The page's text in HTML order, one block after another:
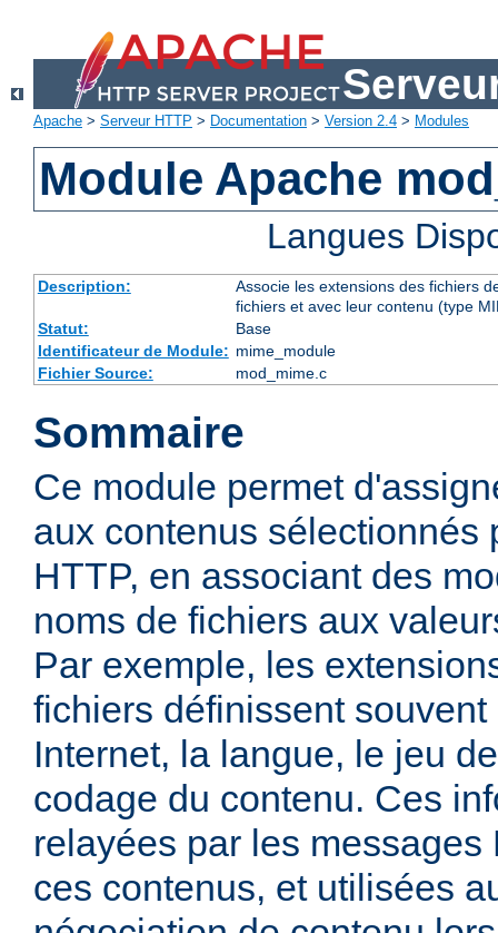
Apache > Serveur HTTP > Documentation > Version 2.4 > Modules
Module Apache
Langues
Description:
Associe les extensions des fichiers
fichiers et avec leur contenu (type
Statut:
Base
Identificateur de Module: mime_module
Fichier Source:
mod_mime.c
Sommaire
Ce module permet
aux contenus sélectionnés
HTTP, en associant des
noms de fichiers aux
Par exemple, les
fichiers définissent
Internet, la langue, le jeu
codage du contenu. Ces
relayées par les
ces contenus, et utilisées